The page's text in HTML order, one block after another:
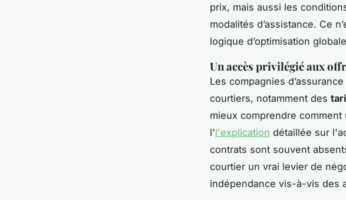
prix, mais aussi les
modalités d’assistance. Ce
logique d’optimisation
Un accès privilégié aux
Les compagnies
courtiers, notamment des
mieux comprendre
l'l'explication détaillée sur
contrats sont souvent
courtier un vrai levier de
indépendance vis-à-vis des